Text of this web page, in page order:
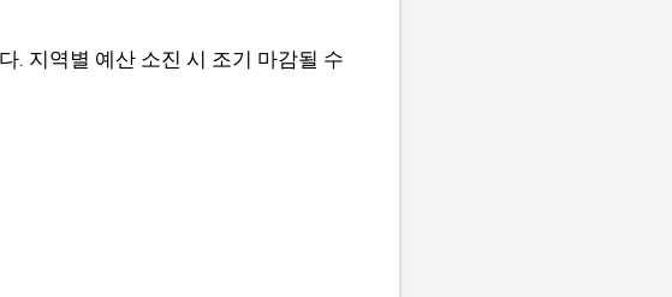
. 지역별 예산 소진 시 조기 마감될 수